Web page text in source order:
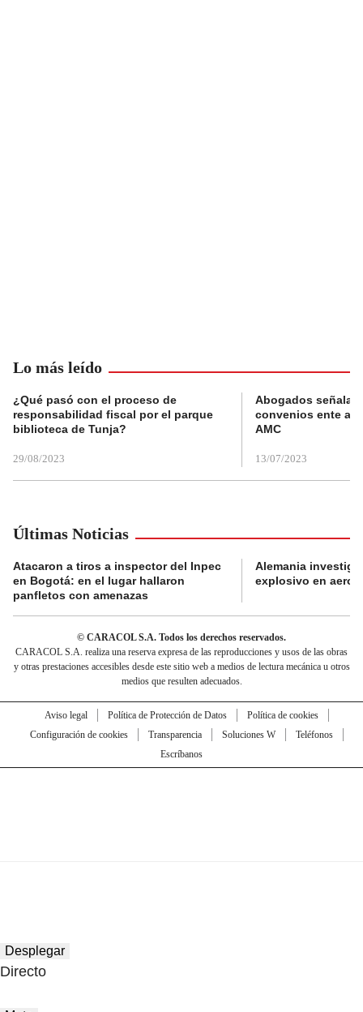
Lo más leído
¿Qué pasó con el proceso de
responsabilidad fiscal por el parque
biblioteca de Tunja?
29/08/2023
Abogados
convenios ente
AMC
13/07/2023
Últimas Noticias
Atacaron a tiros a inspector del Inpec
en Bogotá: en el lugar hallaron
panfletos con amenazas
Alemania
explosivo en
© CARACOL S.A. Todos los derechos reservados.
CARACOL S.A. realiza una reserva expresa de las reproducciones y usos de las obras
y otras prestaciones accesibles desde este sitio web a medios de lectura mecánica u otros
medios que resulten adecuados.
Aviso legal Política de Protección de Datos
Política de cookies
Configuración de cookies
Transparencia Soluciones W
Teléfonos
Escríbanos
Desplegar
Directo